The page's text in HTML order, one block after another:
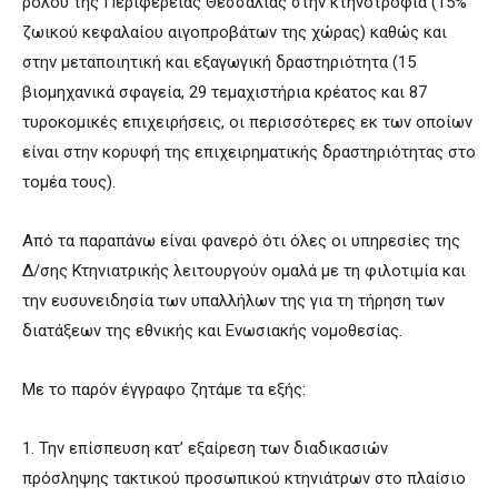
ζωικού κεφαλαίου αιγοπροβάτων της χώρας) καθώς και
στην μεταποιητική και εξαγωγική δραστηριότητα (15
βιομηχανικά σφαγεία, 29 τεμαχιστήρια κρέατος και 87
τυροκομικές επιχειρήσεις, οι περισσότερες εκ των οποίων
είναι στην κορυφή της επιχειρηματικής δραστηριότητας στο
τομέα τους).
Από τα παραπάνω είναι φανερό ότι όλες οι υπηρεσίες της
Δ/σης Κτηνιατρικής λειτουργούν ομαλά με τη φιλοτιμία και
την ευσυνειδησία των υπαλλήλων της για τη τήρηση των
διατάξεων της εθνικής και Ενωσιακής νομοθεσίας.
Με το παρόν έγγραφο ζητάμε τα εξής:
1. Την επίσπευση κατ’ εξαίρεση των διαδικασιών
πρόσληψης τακτικού προσωπικού κτηνιάτρων στο πλαίσιο